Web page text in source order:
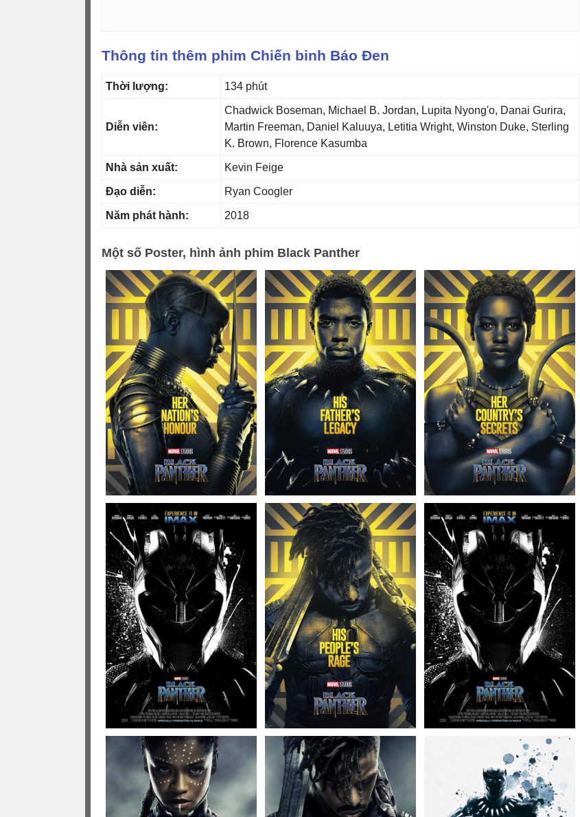
Thông tin thêm phim Chiến binh Báo Đen
Thời lượng: 134 phút
Diễn viên:
Chadwick Boseman, Michael B. Jordan, Lupita Nyong'o, Danai Gurira,
Martin Freeman, Daniel Kaluuya, Letitia Wright, Winston Duke, Sterling
K. Brown, Florence Kasumba
Nhà sản xuất: Kevin Feige
Đạo diễn: Ryan Coogler
Năm phát hành: 2018
Một số Poster, hình ảnh phim Black Panther